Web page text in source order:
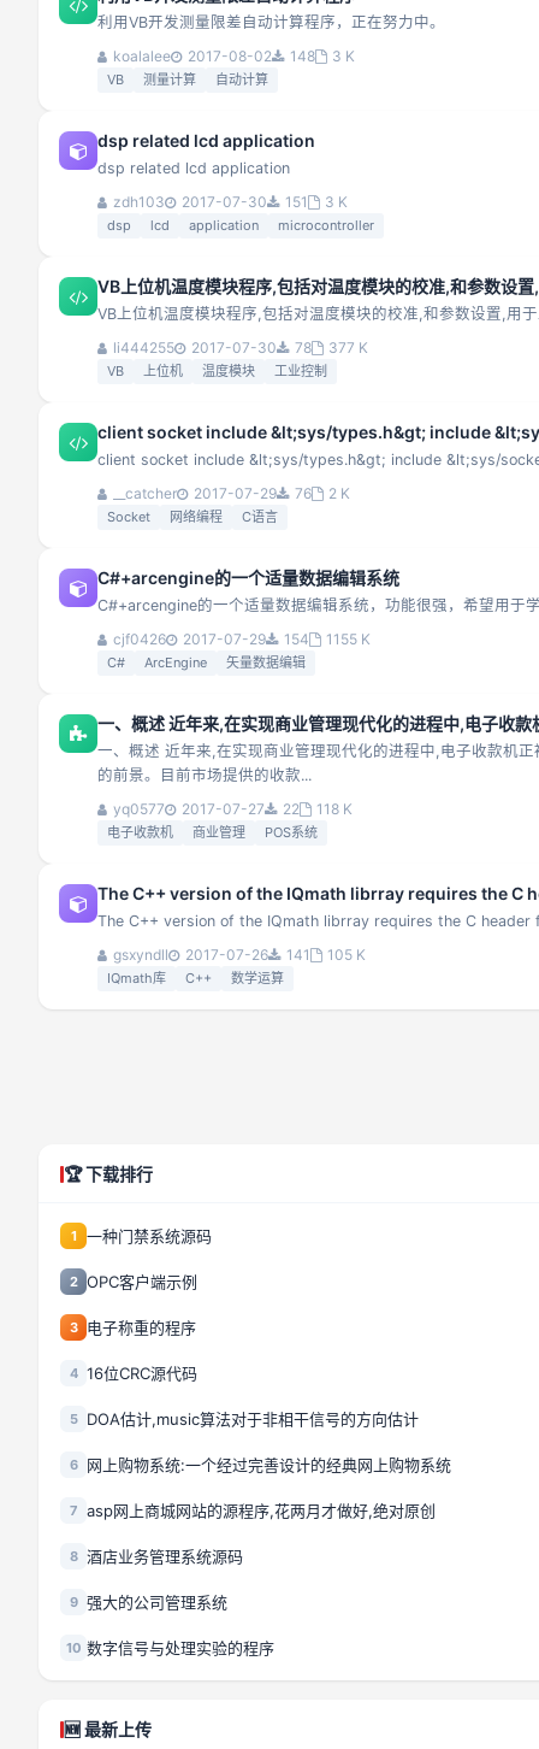
利用VB开发测量限差自动计算程序，正在努力中。
koalalee
2017-08-02 148 3 K
VB 测量计算 自动计算
dsp related lcd application
dsp related lcd application
zdh103
2017-07-30 151 3 K
dsp lcd application microcontroller
VB上位机温度模块程序,包括对温度模块的校准,和参数设
VB上位机温度模块程序,包括对温度模块的校准,和参数设置,用
li444255
2017-07-30 78 377 K
VB 上位机 温度模块 工业控制
client socket include &lt;sys/types.h&gt; include
client socket include &lt;sys/types.h&gt; include &lt;sys/
__catcher
2017-07-29 76 2 K
Socket 网络编程 C语言
C#+arcengine的一个适量数据编辑系统
C#+arcengine的一个适量数据编辑系统，功能很强，希望用于
cjf0426
2017-07-29 154 1155 K
C# ArcEngine 矢量数据编辑
一、概述 近年来,在实现商业管理现代化的进程中,电子收
一、概述 近年来,在实现商业管理现代化的进程中,电子收款机
的前景。目前市场提供的收款...
yq0577
2017-07-27 22 118 K
电子收款机 商业管理 POS系统
The C++ version of the IQmath librray requires the C
The C++ version of the IQmath librray requires the C
gsxyndll
2017-07-26 141 105 K
IQmath库 C++ 数学运算
🏆 下载排行
1 一种门禁系统源码
2 OPC客户端示例
3 电子称重的程序
4 16位CRC源代码
5 DOA估计,music算法对于非相干信号的方向估计
6 网上购物系统:一个经过完善设计的经典网上购物系统
7 asp网上商城网站的源程序,花两月才做好,绝对原创
8 酒店业务管理系统源码
9 强大的公司管理系统
10 数字信号与处理实验的程序
🆕 最新上传